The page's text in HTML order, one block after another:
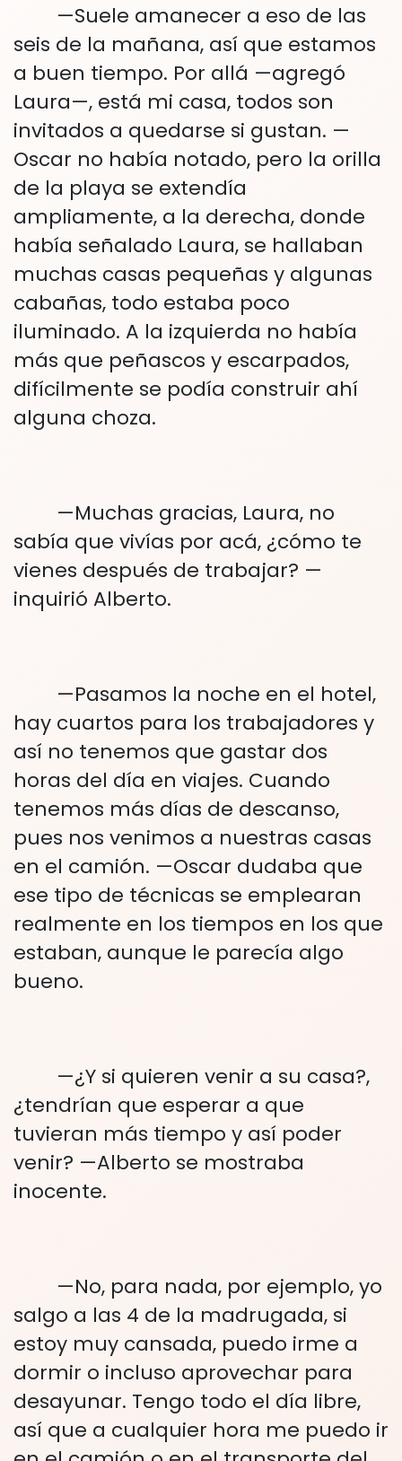
—Suele amanecer a eso de las
seis de la mañana, así que estamos
a buen tiempo. Por allá —agregó
Laura—, está mi casa, todos son
invitados a quedarse si gustan. —
Oscar no había notado, pero la orilla
de la playa se extendía
ampliamente, a la derecha, donde
había señalado Laura, se hallaban
muchas casas pequeñas y algunas
cabañas, todo estaba poco
iluminado. A la izquierda no había
más que peñascos y escarpados,
difícilmente se podía construir ahí
alguna choza.
—Muchas gracias, Laura, no
sabía que vivías por acá, ¿cómo te
vienes después de trabajar? —
inquirió Alberto.
—Pasamos la noche en el hotel,
hay cuartos para los trabajadores y
así no tenemos que gastar dos
horas del día en viajes. Cuando
tenemos más días de descanso,
pues nos venimos a nuestras casas
en el camión. —Oscar dudaba que
ese tipo de técnicas se emplearan
realmente en los tiempos en los que
estaban, aunque le parecía algo
bueno.
—¿Y si quieren venir a su casa?,
¿tendrían que esperar a que
tuvieran más tiempo y así poder
venir? —Alberto se mostraba
inocente.
—No, para nada, por ejemplo, yo
salgo a las 4 de la madrugada, si
estoy muy cansada, puedo irme a
dormir o incluso aprovechar para
desayunar. Tengo todo el día libre,
así que a cualquier hora me puedo ir